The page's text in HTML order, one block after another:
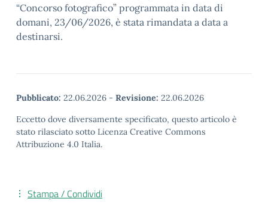
“Concorso fotografico” programmata in data di
domani, 23/06/2026, è stata rimandata a data a
destinarsi.
Pubblicato: 22.06.2026 - Revisione: 22.06.2026
Eccetto dove diversamente specificato, questo articolo è
stato rilasciato sotto Licenza Creative Commons
Attribuzione 4.0 Italia.
Stampa / Condividi